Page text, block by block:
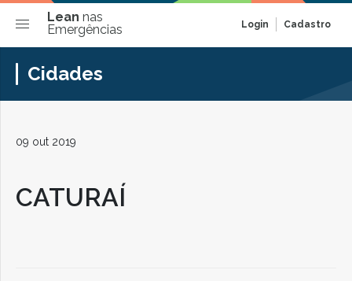
Lean nas
Emergências
Login Cadastro
Cidades
09 out 2019
CATURAÍ